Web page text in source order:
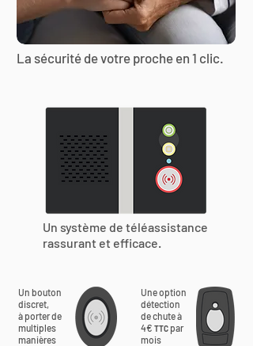
La sécurité de votre proche en 1 clic.
Un système de téléassistance
rassurant et efficace.
Un bouton
discret,
à porter de
multiples
manières
Une option
détection
de chute à
4€ TTC par
mois